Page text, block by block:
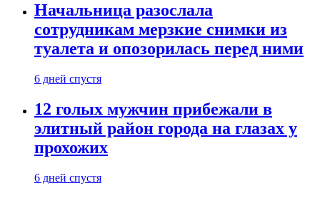
Начальница разослала
сотрудникам мерзкие снимки из
туалета и опозорилась перед ними
6 дней спустя
12 голых мужчин прибежали в
элитный район города на глазах у
прохожих
6 дней спустя